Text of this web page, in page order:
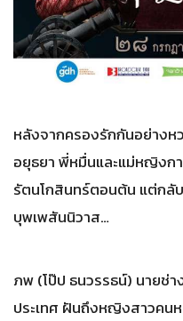
หลังจากครองรักกันอย่างห
อยุธยา พี่หมื่นและแม่หญิงกา
รัตนโกสินทร์ตอนต้น แต่กลั
บุพเพสันนิวาส…
ภพ (โป๊ป ธนวรรธน์) นายช่
ประเทศ ฝันถึงหญิงสาวคน